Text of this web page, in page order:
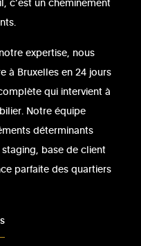
expertise, nous
à Bruxelles en 24 jours
qui intervient à
Notre équipe
déterminants
base de client
parfaite des quartiers